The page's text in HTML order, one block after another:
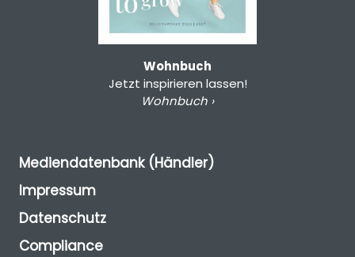
Wohnbuch
Jetzt inspirieren lassen!
Wohnbuch ›
Mediendatenbank (Händler)
Impressum
Datenschutz
Compliance